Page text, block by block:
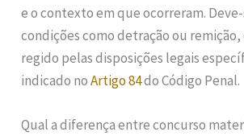
e o contexto em que ocorreram.
condições como detração ou remição,
regido pelas disposições legais
indicado noArtigo 84do Código Penal.
Qual a diferença entre concurso